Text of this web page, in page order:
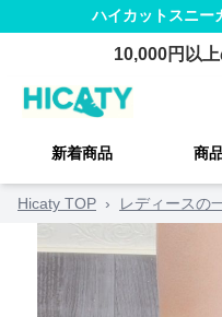
ハイカットスニー
10,000円以
新着商品 商
Hicaty TOP › レディースの